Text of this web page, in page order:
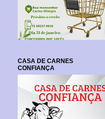
CASA DE CARNES
CONFIANÇA